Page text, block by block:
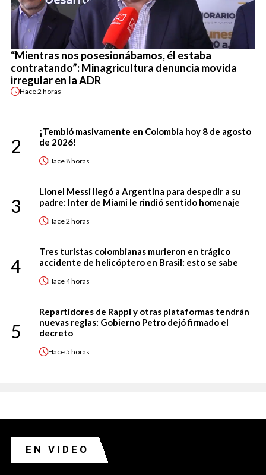
“Mientras nos posesionábamos, él estaba
contratando”: Minagricultura denuncia movida
irregular en la ADR
Hace2 horas
2
¡Tembló masivamente en Colombia hoy 8 de agosto
de 2026!
Hace8 horas
3
Lionel Messi llegó a Argentina para despedir a su
padre: Inter de Miami le rindió sentido homenaje
Hace2 horas
4
Tres turistas colombianas murieron en trágico
accidente de helicóptero en Brasil: esto se sabe
Hace4 horas
5
Repartidores de Rappi y otras plataformas tendrán
nuevas reglas: Gobierno Petro dejó firmado el
decreto
Hace5 horas
EN VIDEO